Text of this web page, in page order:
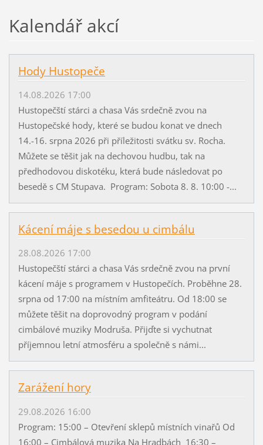
Kalendář akcí
Hody Hustopeče
14.08.2026 17:00
Hustopečští stárci a chasa Vás srdečně zvou na
Hustopečské hody, které se budou konat ve dnech
14.-16. srpna 2026 při příležitosti svátku sv. Rocha.
Můžete se těšit jak na dechovou hudbu, tak na
předhodovou diskotéku, která bude následovat po
besedě s CM Stupava. Program: Sobota 8. 8. 10:00 -...
Kácení máje s besedou u cimbálu
28.08.2026 17:00
Hustopečští stárci a chasa Vás srdečně zvou na první
kácení máje s programem v Hustopečích. Proběhne 28.
srpna od 17:00 na místním amfiteátru. Od 18:00 se
můžete těšit na doprovodný program v podání
cimbálové muziky Modruša. Přijďte si vychutnat
příjemnou letní atmosféru a společně s námi...
Zarážení hory
29.08.2026 16:00
Program: 15:00 – Otevření sklepů místních vinařů Od
16:00 – Cimbálová muzika Na Hradbách 16:30 –